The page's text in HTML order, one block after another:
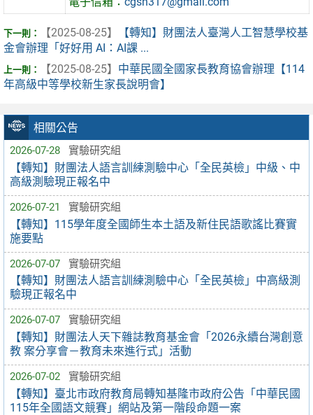
相關公告
2026-07-28 實驗研究組
【轉知】財團法人語言訓練測驗中心「全民英檢」中級、中
高級測驗現正報名中
2026-07-21 實驗研究組
【轉知】115學年度全國師生本土語及新住民語歌謠比賽實
施要點
2026-07-07 實驗研究組
【轉知】財團法人語言訓練測驗中心「全民英檢」中高級測
驗現正報名中
2026-07-07 實驗研究組
【轉知】財團法人天下雜誌教育基金會「2026永續台灣創意
教 案分享會－教育未來進行式」活動
2026-07-02 實驗研究組
【轉知】臺北市政府教育局轉知基隆市政府公告「中華民國
115年全國語文競賽」網站及第一階段命題一案
【2025-08-25】
【轉知】財團法人臺灣人工智慧學校基
金會辦理「好好用 AI：AI課 ...
【2025-08-25】 中華民國全國家長教育協會辦理【114
年高級中等學校新生家長說明會】